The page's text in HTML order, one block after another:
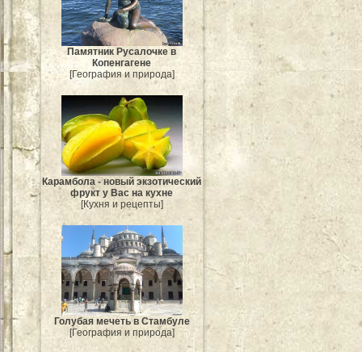
Памятник Русалочке в
Копенгагене
[География и природа]
Карамбола - новый экзотический
фрукт у Вас на кухне
[Кухня и рецепты]
Голубая мечеть в Стамбуле
[География и природа]